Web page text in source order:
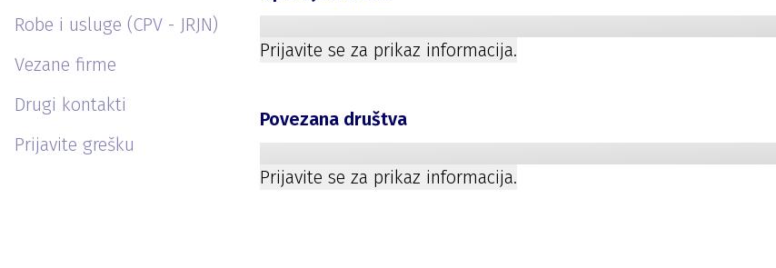
Robe i usluge (CPV - JRJN)
Vezane firme
Drugi kontakti
Prijavite grešku
Prijavite se za prikaz informacija.
Povezana društva
Prijavite se za prikaz informacija.